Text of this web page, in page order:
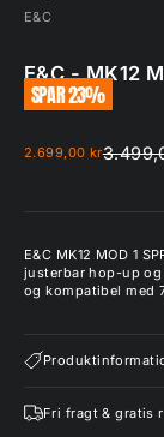
E&C
E&C - MK12
SPAR 23%
Salgspris
2.699,00 kr
E&C MK12 MOD 1
justerbar hop-up og
og kompatibel med
Fri fragt & gratis